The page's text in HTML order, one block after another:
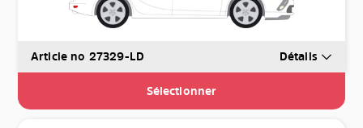
Article no 27329-LD Détails
Sélectionner